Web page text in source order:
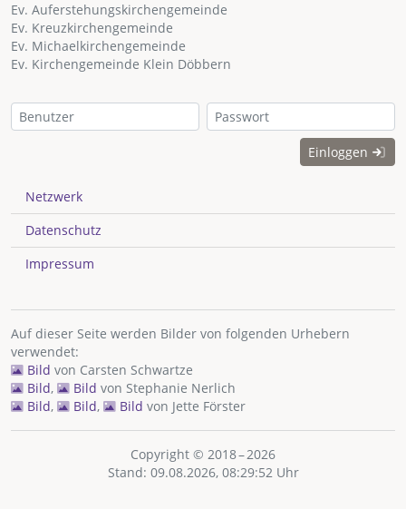
Ev. Auferstehungskirchengemeinde
Ev. Kreuzkirchengemeinde
Ev. Michaelkirchengemeinde
Ev. Kirchengemeinde Klein Döbbern
Einloggen
Netzwerk
Datenschutz
Impressum
Auf dieser Seite werden Bilder von folgenden Urhebern
verwendet:
Bild von Carsten Schwartze
Bild, Bild von Stephanie Nerlich
Bild, Bild, Bild von Jette Förster
Copyright © 2018 – 2026
Stand: 09.08.2026, 08:29:52 Uhr